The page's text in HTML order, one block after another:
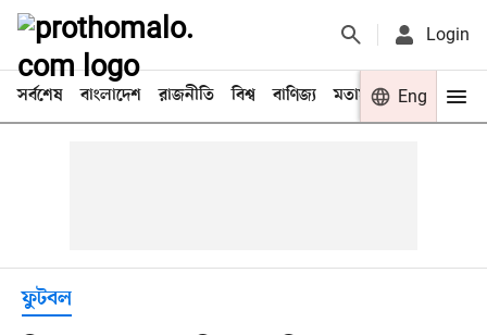
Login
সর্বশেষ বাংলাদেশ রাজনীতি বিশ্ব বাণিজ্য মতামত খেলা
Eng
ফুটবল